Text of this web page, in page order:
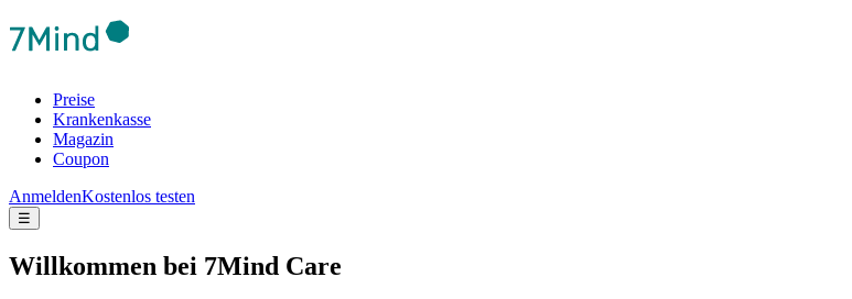
Preise
Krankenkasse
Magazin
Coupon
AnmeldenKostenlos testen
☰
Will­kom­men bei 7Mind Care